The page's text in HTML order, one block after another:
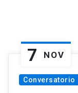
7 NOV
Conversatorio